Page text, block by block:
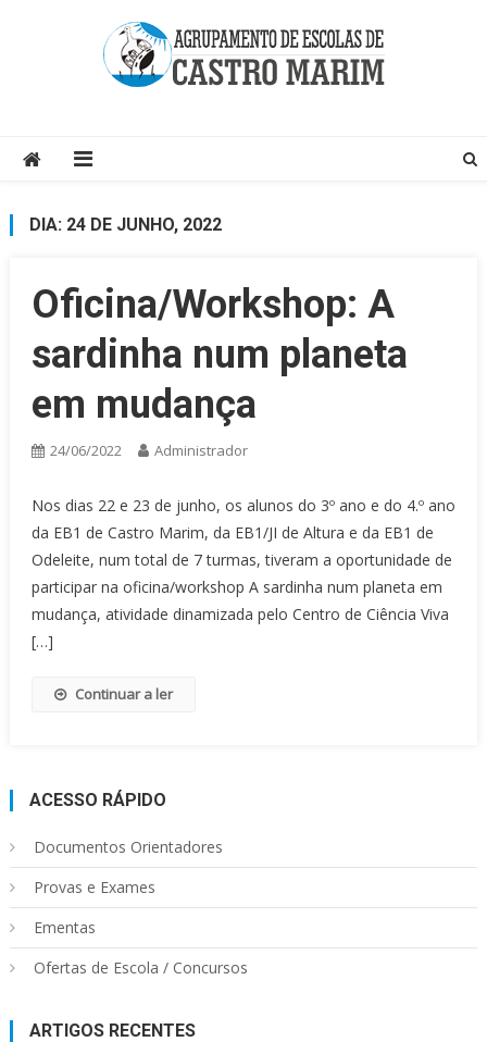
DIA: 24 DE JUNHO, 2022
Oficina/Workshop: A
sardinha num planeta
em mudança
24/06/2022 Administrador
Nos dias 22 e 23 de junho, os alunos do 3º ano e do 4.º ano
da EB1 de Castro Marim, da EB1/JI de Altura e da EB1 de
Odeleite, num total de 7 turmas, tiveram a oportunidade de
participar na oficina/workshop A sardinha num planeta em
mudança, atividade dinamizada pelo Centro de Ciência Viva
[…]
Continuar a ler
ACESSO RÁPIDO
Documentos Orientadores
Provas e Exames
Ementas
Ofertas de Escola / Concursos
ARTIGOS RECENTES